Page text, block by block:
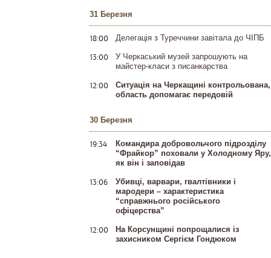
31 Березня
18:00 Делегація з Туреччини завітала до ЧІПБ
13:00
У Черкаський музей запрошують на
майстер-класи з писанкарства
12:00
Ситуація на Черкащині контрольована,
область допомагає передовій
30 Березня
19:34
Командира добровольчого підрозділу
“Фрайкор” поховали у Холодному Яру,
як він і заповідав
13:06
Убивці, варвари, гвалтівники і
мародери – характеристика
“справжнього російського
офіцерства”
12:00
На Корсунщині попрощалися із
захисником Сергієм Гондюком